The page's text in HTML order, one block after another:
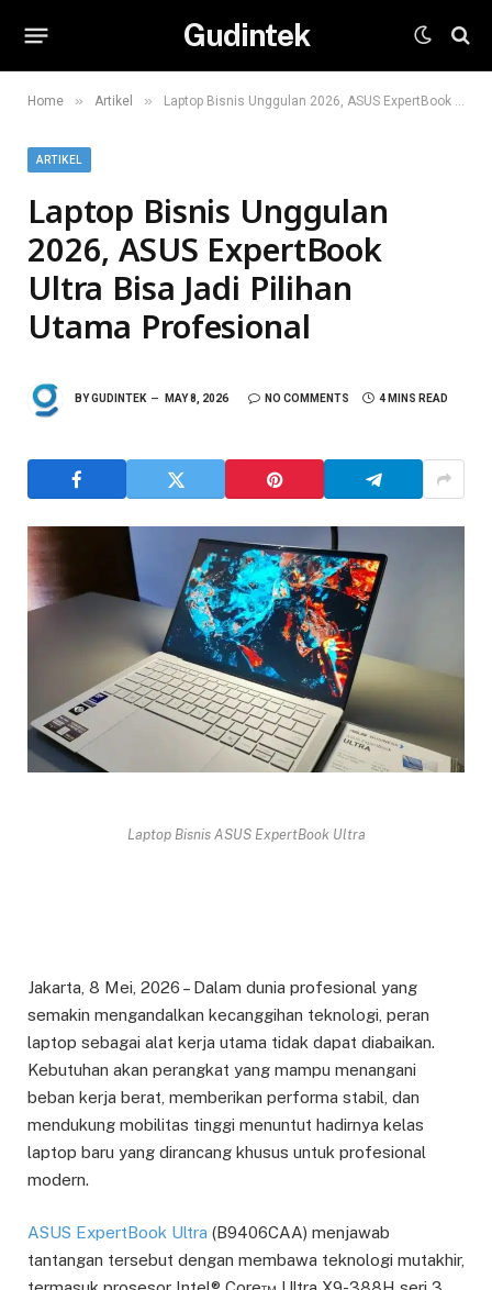
Gudintek
Home » Artikel » Laptop Bisnis Unggulan 2026, ASUS ExpertBook Ultra Bisa Jadi Pilihan Utama Profesional
ARTIKEL
Laptop Bisnis Unggulan
2026, ASUS ExpertBook
Ultra Bisa Jadi Pilihan
Utama Profesional
BYGUDINTEK MAY 8, 2026 NO COMMENTS 4 MINS READ
Laptop Bisnis ASUS ExpertBook Ultra
Jakarta, 8 Mei, 2026 – Dalam dunia profesional yang
semakin mengandalkan kecanggihan teknologi, peran
laptop sebagai alat kerja utama tidak dapat diabaikan.
Kebutuhan akan perangkat yang mampu menangani
beban kerja berat, memberikan performa stabil, dan
mendukung mobilitas tinggi menuntut hadirnya kelas
laptop baru yang dirancang khusus untuk profesional
modern.
ASUS ExpertBook Ultra (B9406CAA) menjawab
tantangan tersebut dengan membawa teknologi mutakhir,